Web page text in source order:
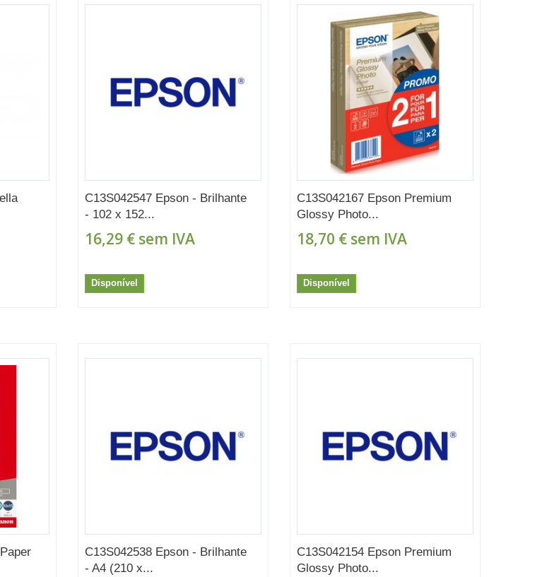
C13S042547 Epson - Brilhante
- 102 x 152...
16,29 €sem IVA
Disponível
C13S042167 Epson Premium
Glossy Photo...
18,70 €sem IVA
Disponível
C13S042538 Epson - Brilhante
- A4 (210 x...
C13S042154 Epson Premium
Glossy Photo...